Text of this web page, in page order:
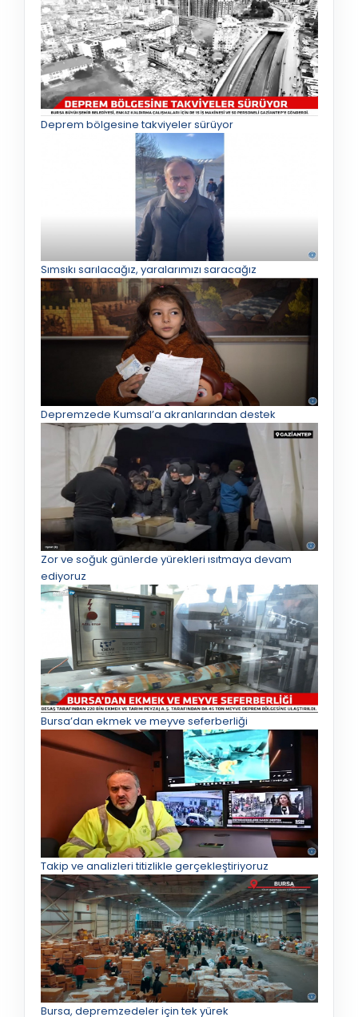
Deprem bölgesine takviyeler sürüyor
Sımsıkı sarılacağız, yaralarımızı saracağız
Depremzede Kumsal’a akranlarından destek
Zor ve soğuk günlerde yürekleri ısıtmaya devam
ediyoruz
Bursa’dan ekmek ve meyve seferberliği
Takip ve analizleri titizlikle gerçekleştiriyoruz
Bursa, depremzedeler için tek yürek